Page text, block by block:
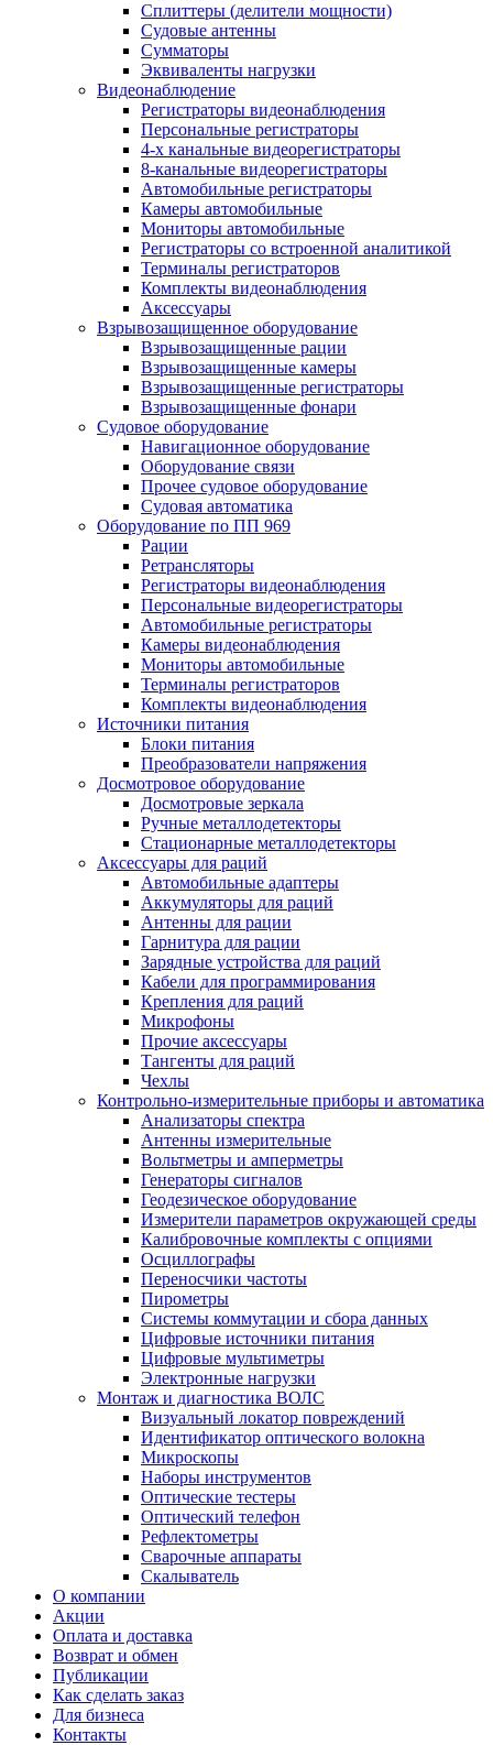
Сплиттеры (делители мощности)
Судовые антенны
Сумматоры
Эквиваленты нагрузки
Видеонаблюдение
Регистраторы видеонаблюдения
Персональные регистраторы
4-х канальные видеорегистраторы
8-канальные видеорегистраторы
Автомобильные регистраторы
Камеры автомобильные
Мониторы автомобильные
Регистраторы со встроенной аналитикой
Терминалы регистраторов
Комплекты видеонаблюдения
Аксессуары
Взрывозащищенное оборудование
Взрывозащищенные рации
Взрывозащищенные камеры
Взрывозащищенные регистраторы
Взрывозащищенные фонари
Судовое оборудование
Навигационное оборудование
Оборудование связи
Прочее судовое оборудование
Судовая автоматика
Оборудование по ПП 969
Рации
Ретрансляторы
Регистраторы видеонаблюдения
Персональные видеорегистраторы
Автомобильные регистраторы
Камеры видеонаблюдения
Мониторы автомобильные
Терминалы регистраторов
Комплекты видеонаблюдения
Источники питания
Блоки питания
Преобразователи напряжения
Досмотровое оборудование
Досмотровые зеркала
Ручные металлодетекторы
Стационарные металлодетекторы
Аксессуары для раций
Автомобильные адаптеры
Аккумуляторы для раций
Антенны для рации
Гарнитура для рации
Зарядные устройства для раций
Кабели для программирования
Крепления для раций
Микрофоны
Прочие аксессуары
Тангенты для раций
Чехлы
Контрольно-измерительные приборы и автоматика
Анализаторы спектра
Антенны измерительные
Вольтметры и амперметры
Генераторы сигналов
Геодезическое оборудование
Измерители параметров окружающей среды
Калибровочные комплекты с опциями
Осциллографы
Переносчики частоты
Пирометры
Системы коммутации и сбора данных
Цифровые источники питания
Цифровые мультиметры
Электронные нагрузки
Монтаж и диагностика ВОЛС
Визуальный локатор повреждений
Идентификатор оптического волокна
Микроскопы
Наборы инструментов
Оптические тестеры
Оптический телефон
Рефлектометры
Сварочные аппараты
Скалыватель
О компании
Акции
Оплата и доставка
Возврат и обмен
Публикации
Как сделать заказ
Для бизнеса
Контакты